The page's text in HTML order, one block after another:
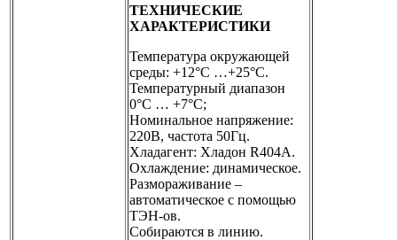
ТЕХНИЧЕСКИЕ
ХАРАКТЕРИСТИКИ
Температура окружающей
среды: +12°С …+25°С.
Температурный диапазон
0°С … +7°С;
Номинальное напряжение:
220В, частота 50Гц.
Хладагент: Хладон R404А.
Охлаждение: динамическое.
Размораживание –
автоматическое с помощью
ТЭН-ов.
Собираются в линию.